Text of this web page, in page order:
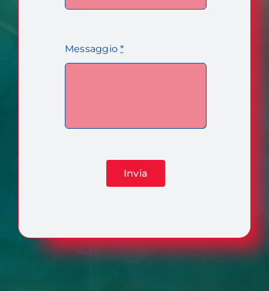
Messaggio*
Invia